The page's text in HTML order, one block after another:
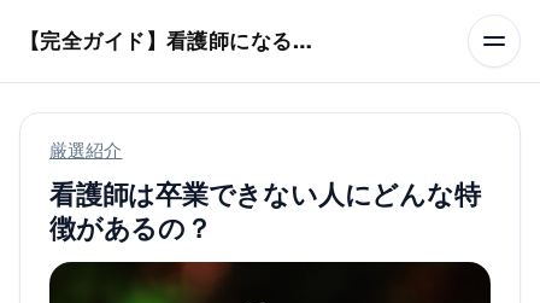
【完全ガイド】看護師になるまでのステップ＆スケジュール
厳選紹介
看護師は卒業できない人にどんな特
徴があるの？